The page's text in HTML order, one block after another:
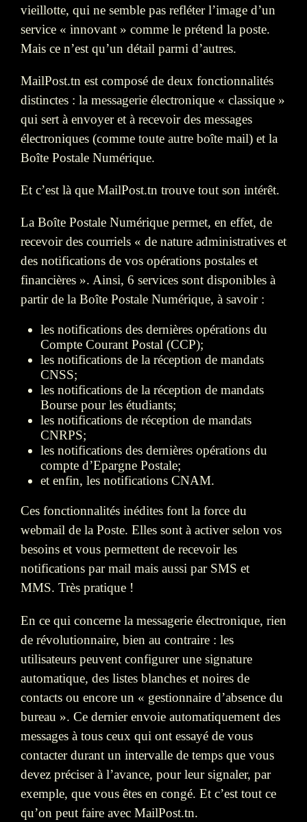
vieillotte, qui ne semble pas refléter l’image d’un
service « innovant » comme le prétend la poste.
Mais ce n’est qu’un détail parmi d’autres.
MailPost.tn est composé de deux fonctionnalités
distinctes : la messagerie électronique « classique »
qui sert à envoyer et à recevoir des messages
électroniques (comme toute autre boîte mail) et la
Boîte Postale Numérique.
Et c’est là que MailPost.tn trouve tout son intérêt.
La Boîte Postale Numérique permet, en effet, de
recevoir des courriels « de nature administratives et
des notifications de vos opérations postales et
financières ». Ainsi, 6 services sont disponibles à
partir de la Boîte Postale Numérique, à savoir :
les notifications des dernières opérations du
Compte Courant Postal (CCP);
les notifications de la réception de mandats
CNSS;
les notifications de la réception de mandats
Bourse pour les étudiants;
les notifications de réception de mandats
CNRPS;
les notifications des dernières opérations du
compte d’Epargne Postale;
et enfin, les notifications CNAM.
Ces fonctionnalités inédites font la force du
webmail de la Poste. Elles sont à activer selon vos
besoins et vous permettent de recevoir les
notifications par mail mais aussi par SMS et
MMS. Très pratique !
En ce qui concerne la messagerie électronique, rien
de révolutionnaire, bien au contraire : les
utilisateurs peuvent configurer une signature
automatique, des listes blanches et noires de
contacts ou encore un « gestionnaire d’absence du
bureau ». Ce dernier envoie automatiquement des
messages à tous ceux qui ont essayé de vous
contacter durant un intervalle de temps que vous
devez préciser à l’avance, pour leur signaler, par
exemple, que vous êtes en congé. Et c’est tout ce
qu’on peut faire avec MailPost.tn.